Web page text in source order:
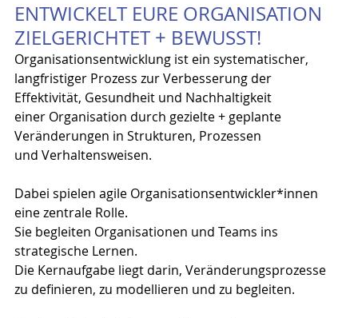
ENTWICKELT EURE ORGANISATION
ZIELGERICHTET + BEWUSST!
Organisationsentwicklung ist ein systematischer,
langfristiger Prozess zur Verbesserung der
Effektivität, Gesundheit und Nachhaltigkeit
einer Organisation durch gezielte + geplante
Veränderungen in Strukturen, Prozessen
und Verhaltensweisen.
Dabei spielen agile Organisationsentwickler*innen
eine zentrale Rolle.
Sie begleiten Organisationen und Teams ins
strategische Lernen.
Die Kernaufgabe liegt darin, Veränderungsprozesse
zu definieren, zu modellieren und zu begleiten.